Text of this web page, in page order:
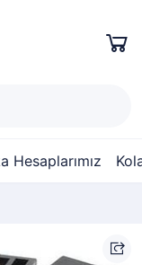
Hesaplarımız